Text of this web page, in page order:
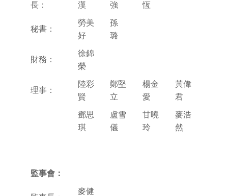
長：
漢
強
恆
秘書：
勞美
好
孫
璐
財務：
徐錦
榮
理事：
陸彩
賢
鄭堅
立
楊金
愛
黃偉
君
鄧思
琪
盧雪
儀
甘曉
玲
麥浩
然
監事會：
麥健